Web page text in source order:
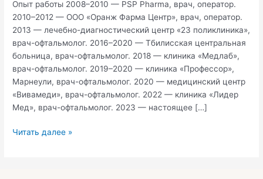
Опыт работы 2008–2010 — PSP Pharma, врач, оператор.
2010–2012 — ООО «Оранж Фарма Центр», врач, оператор.
2013 — лечебно-диагностический центр «23 поликлиника»,
врач-офтальмолог. 2016–2020 — Тбилисская центральная
больница, врач-офтальмолог. 2018 — клиника «Медлаб»,
врач-офтальмолог. 2019–2020 — клиника «Профессор»,
Марнеули, врач-офтальмолог. 2020 — медицинский центр
«Вивамеди», врач-офтальмолог. 2022 — клиника «Лидер
Мед», врач-офтальмолог. 2023 — настоящее […]
Читать далее »